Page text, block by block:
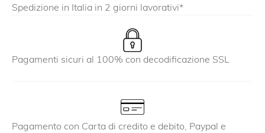
Spedizione in Italia in 2 giorni lavorativi*
Pagamenti sicuri al 100% con decodificazione SSL
Pagamento con Carta di credito e debito, Paypal e